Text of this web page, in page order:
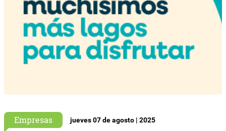
Empresas jueves 07 de agosto | 2025